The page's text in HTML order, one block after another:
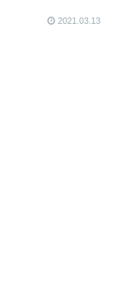
2021.03.13